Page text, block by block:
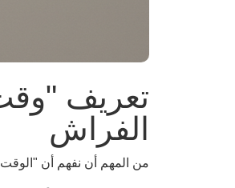
الفراش
من المهم أن نفهم أن